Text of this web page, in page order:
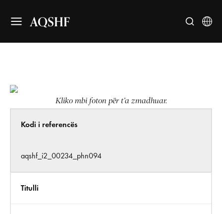
AQSHF
Kliko mbi foton për t’a zmadhuar.
Kodi i referencës
aqshf_i2_00234_phn094
Titulli